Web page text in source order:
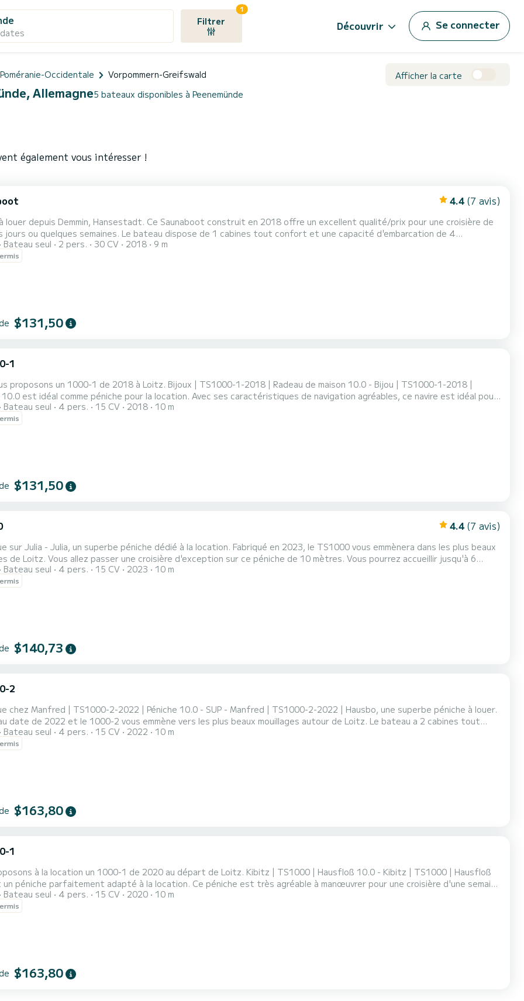
Filtrer
1
Découvrir Se connecter
Occidentale Vorpommern-Greifswald Afficher la carte
Allemagne5 bateaux disponibles à Peenemünde
également vous intéresser !
4.4 (7 avis)
louer depuis Demmin, Hansestadt. Ce Saunaboot construit en 2018 offre un excellent qualité/prix pour une croisière de
jours ou quelques semaines. Le bateau dispose de 1 cabines tout confort et une capacité d'embarcation de 4
Avec une longueur totale de 9 mètres, il sera votre meilleur allié pour passer des vacances extraordinaires sur l'eau
Bateau seul 2 pers. 30 CV 2018 9 m
$131,50
1
proposons un 1000-1 de 2018 à Loitz. Bijoux | TS1000-1-2018 | Radeau de maison 10.0 - Bijou | TS1000-1-2018 |
10.0 est idéal comme péniche pour la location. Avec ses caractéristiques de navigation agréables, ce navire est idéal pour
Le bateau dispose de 2 cabines tout confort et d'une capacité de 6 personnes. D'une longueur
10 mètres, il sera votre compagnon idéal pour passer des vacances uniques au bord de l'eau dans le domaine du Lo...
Bateau seul 4 pers. 15 CV 2018 10 m
$131,50
4.4 (7 avis)
sur Julia - Julia, un superbe péniche dédié à la location. Fabriqué en 2023, le TS1000 vous emmènera dans les plus beaux
sur ce péniche de 10 mètres. Vous pourrez accueillir jusqu'à 6
et profiter de ses 2 cabines tout confort. Pour votre confort, Julia - Julia possède 1 toilette avec
Il possède notamment les équipements suivants : Propulse...
Bateau seul 4 pers. 15 CV 2023 10 m
$140,73
2
chez Manfred | TS1000-2-2022 | Péniche 10.0 - SUP - Manfred | TS1000-2-2022 | Hausbo, une superbe péniche à louer.
de 2022 et le 1000-2 vous emmène vers les plus beaux mouillages autour de Loitz. Le bateau a 2 cabines tout
une capacité de 6 personnes. D'une longueur totale de 10 mètres, il sera votre compagnon idéal pour passer des
Bateau seul 4 pers. 15 CV 2022 10 m
$163,80
1
à la location un 1000-1 de 2020 au départ de Loitz. Kibitz | TS1000 | Hausfloß 10.0 - Kibitz | TS1000 | Hausfloß
péniche parfaitement adapté à la location. Ce péniche est très agréable à manœuvrer pour une croisière d'une semaine
Bateau seul 4 pers. 15 CV 2020 10 m
$163,80